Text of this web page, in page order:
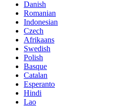
Danish
Romanian
Indonesian
Czech
Afrikaans
Swedish
Polish
Basque
Catalan
Esperanto
Hindi
Lao